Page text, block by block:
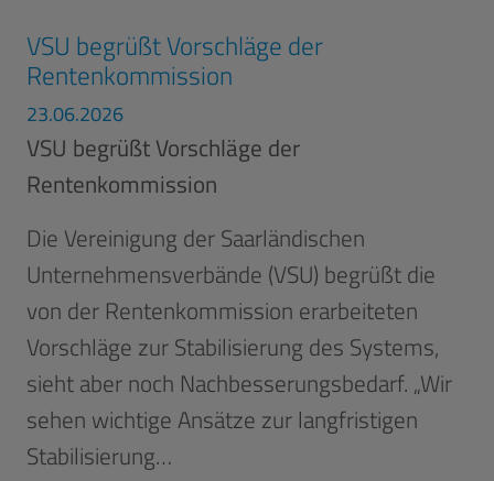
VSU begrüßt Vorschläge der
Rentenkommission
23.06.2026
VSU begrüßt Vorschläge der
Rentenkommission
Die Vereinigung der Saarländischen
Unternehmensverbände (VSU) begrüßt die
von der Rentenkommission erarbeiteten
Vorschläge zur Stabilisierung des Systems,
sieht aber noch Nachbesserungsbedarf. „Wir
sehen wichtige Ansätze zur langfristigen
Stabilisierung…